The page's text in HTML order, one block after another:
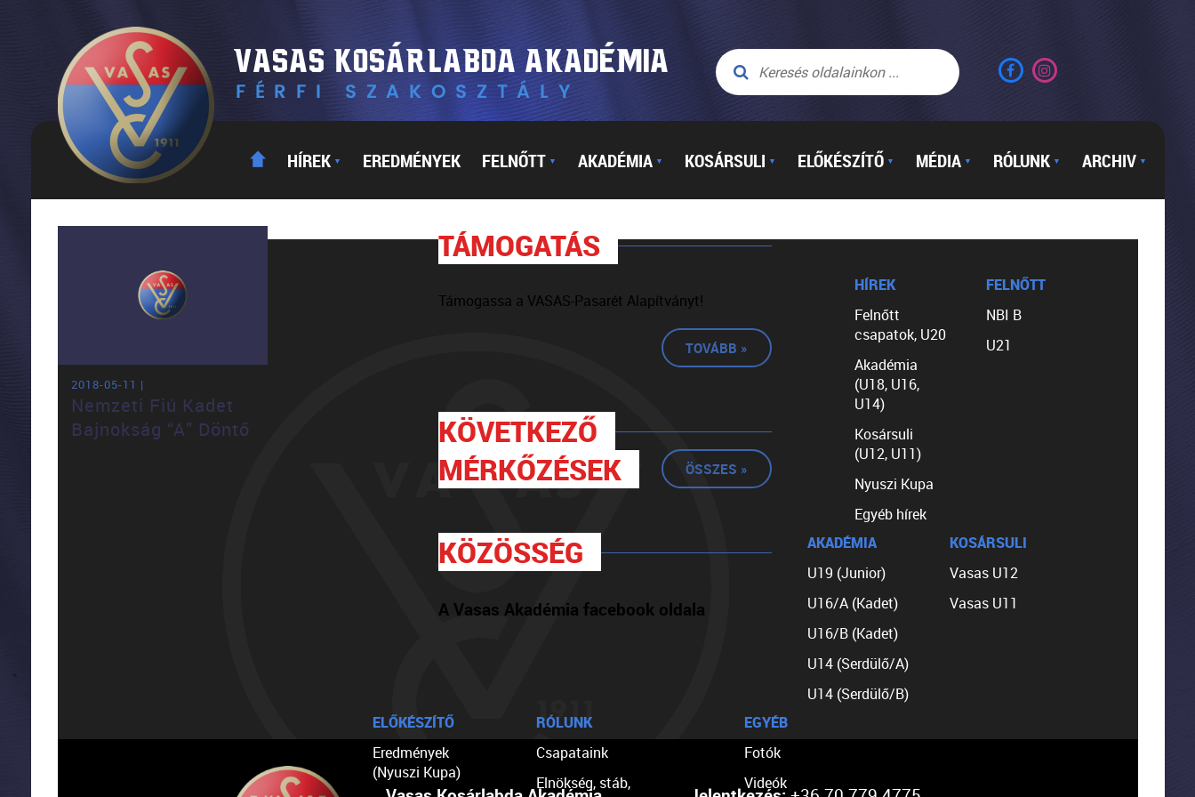
HÍREK ▼ EREDMÉNYEK FELNŐTT ▼ AKADÉMIA ▼ KOSÁRSULI ▼ ELŐKÉSZÍTŐ ▼ MÉDIA ▼ RÓLUNK ▼ ARCHIV ▼
2018-05-11 |
Nemzeti Fiú Kadet
Bajnokság “A” Döntő
TÁMOGATÁS
Támogassa a VASAS-Pasarét Alapítványt!
TOVÁBB »
KÖVETKEZŐ
MÉRKŐZÉSEK
ÖSSZES »
KÖZÖSSÉG
A Vasas Akadémia facebook oldala
HÍREK
Felnőtt
csapatok, U20
Akadémia
(U18, U16,
U14)
Kosársuli
(U12, U11)
Nyuszi Kupa
Egyéb hírek
FELNŐTT
NBI B
U21
AKADÉMIA
U19 (Junior)
U16/A (Kadet)
U16/B (Kadet)
U14 (Serdülő/A)
U14 (Serdülő/B)
KOSÁRSULI
Vasas U12
Vasas U11
ELŐKÉSZÍTŐ
Eredmények
(Nyuszi Kupa)
RÓLUNK
Csapataink
Elnökség, stáb,
EGYÉB
Fotók
Videók